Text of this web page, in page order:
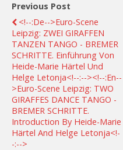
Previous Post
<!--:de-->euro-Scene
Leipzig: ZWEI GIRAFFEN
TANZEN TANGO - BREMER
SCHRITTE. Einführung Von
Heide-Marie Härtel Und
Helge Letonja<!--:--><!--:en--
>euro-Scene Leipzig: TWO
GIRAFFES DANCE TANGO -
BREMER SCHRITTE.
Introduction By Heide-Marie
Härtel And Helge Letonja<!-
-:-->